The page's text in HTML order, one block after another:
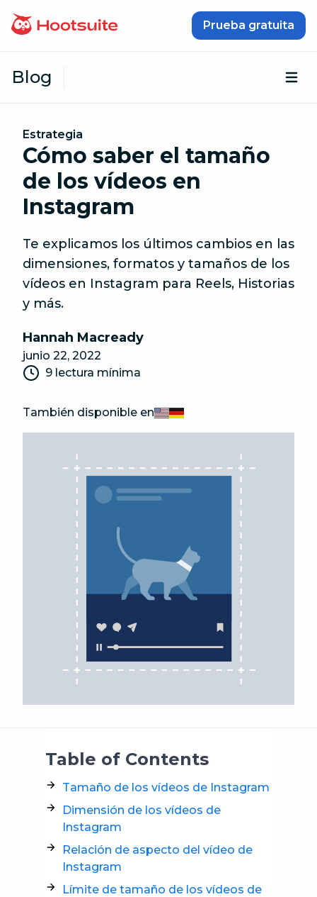
Prueba gratuita
Blog
Estrategia
Cómo saber el tamaño
de los vídeos en
Instagram
Te explicamos los últimos cambios en las
dimensiones, formatos y tamaños de los
vídeos en Instagram para Reels, Historias
y más.
Hannah Macready
junio 22, 2022
9 lectura mínima
También disponible enEnglish
Deutsch
Table of Contents
Tamaño de los vídeos de Instagram
Dimensión de los vídeos de
Instagram
Relación de aspecto del vídeo de
Instagram
Límite de tamaño de los vídeos de